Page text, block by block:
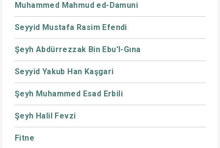
Muhammed Mahmud ed-Damuni
Seyyid Mustafa Rasim Efendi
Şeyh Abdürrezzak Bin Ebu'l-Gına
Seyyid Yakub Han Kaşgari
Şeyh Muhammed Esad Erbili
Şeyh Halil Fevzi
Fitne